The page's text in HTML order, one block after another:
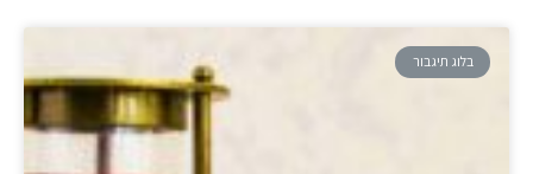
בלוג תיגבור